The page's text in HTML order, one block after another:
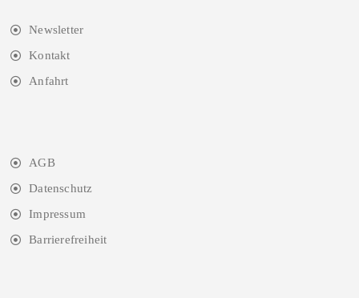
Newsletter
Kontakt
Anfahrt
AGB
Datenschutz
Impressum
Barrierefreiheit